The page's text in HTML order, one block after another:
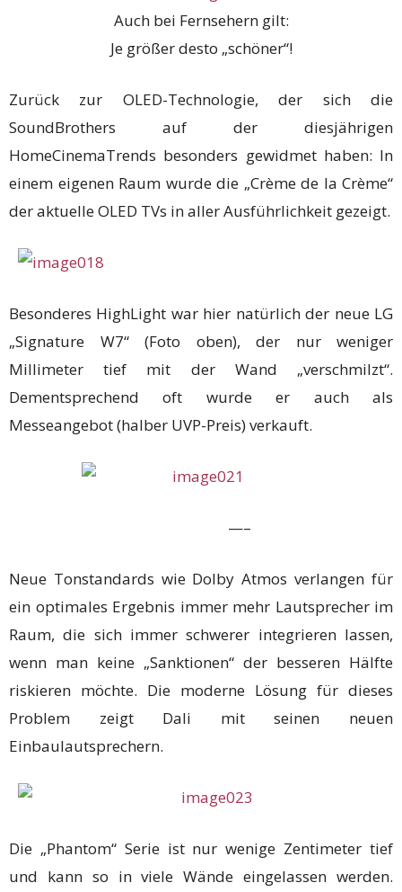
Auch bei Fernsehern gilt:
Je größer desto „schöner“!
Zurück zur OLED-Technologie, der sich die
SoundBrothers auf der diesjährigen
HomeCinemaTrends besonders gewidmet haben: In
einem eigenen Raum wurde die „Crème de la Crème“
der aktuelle OLED TVs in aller Ausführlichkeit gezeigt.
Besonderes HighLight war hier natürlich der neue LG
„Signature W7“ (Foto oben), der nur weniger
Millimeter tief mit der Wand „verschmilzt“.
Dementsprechend oft wurde er auch als
Messeangebot (halber UVP-Preis) verkauft.
—–
Neue Tonstandards wie Dolby Atmos verlangen für
ein optimales Ergebnis immer mehr Lautsprecher im
Raum, die sich immer schwerer integrieren lassen,
wenn man keine „Sanktionen“ der besseren Hälfte
riskieren möchte. Die moderne Lösung für dieses
Problem zeigt Dali mit seinen neuen
Einbaulautsprechern.
Die „Phantom“ Serie ist nur wenige Zentimeter tief
und kann so in viele Wände eingelassen werden.